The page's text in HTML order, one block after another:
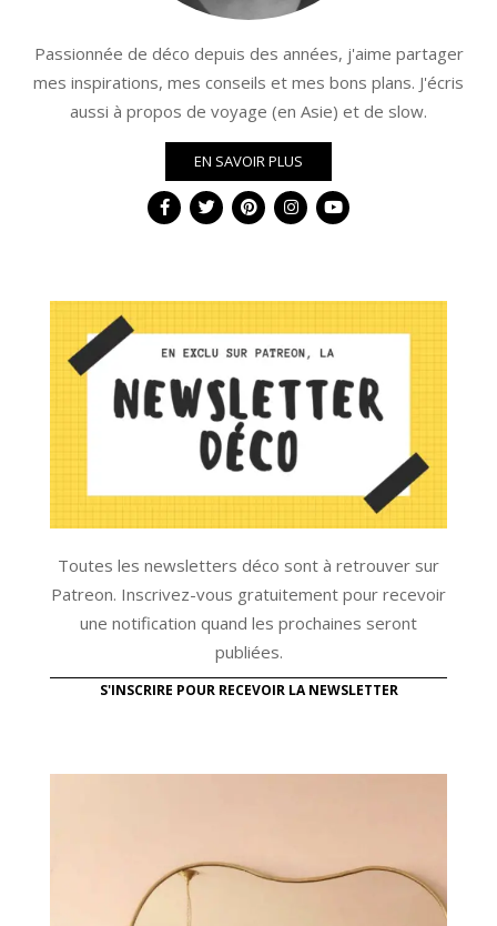
Passionnée de déco depuis des années, j'aime partager
mes inspirations, mes conseils et mes bons plans. J'écris
aussi à propos de voyage (en Asie) et de slow.
EN SAVOIR PLUS
Toutes les newsletters déco sont à retrouver sur
Patreon. Inscrivez-vous gratuitement pour recevoir
une notification quand les prochaines seront
publiées.
S'INSCRIRE POUR RECEVOIR LA NEWSLETTER